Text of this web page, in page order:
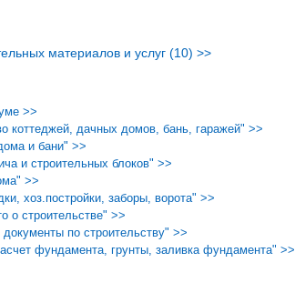
материалов и услуг (10) >>
>>
коттеджей, дачных домов, бань, гаражей" >>
и бани" >>
и строительных блоков" >>
>>
хоз.постройки, заборы, ворота" >>
о строительстве" >>
по строительству" >>
фундамента, грунты, заливка фундамента" >>